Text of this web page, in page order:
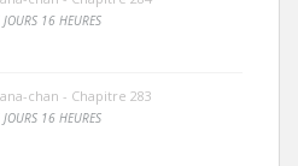
16 HEURES
chan - Chapitre 283
16 HEURES